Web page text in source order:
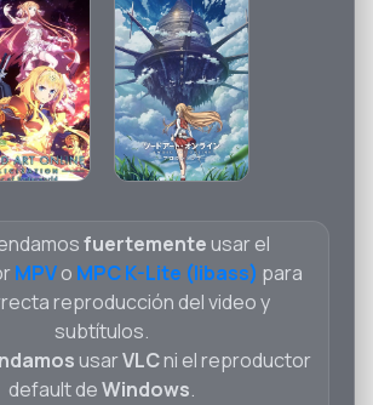
fuertementeusar el
MPVo MPC K-Lite (libass) para
reproducción del video y
subtítulos.
usarVLCni el reproductor
default deWindows.